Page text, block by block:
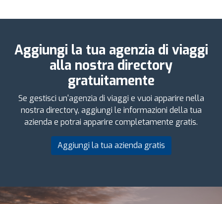
Aggiungi la tua agenzia di viaggi
alla nostra directory
gratuitamente
Se gestisci un'agenzia di viaggi e vuoi apparire nella
nostra directory, aggiungi le informazioni della tua
azienda e potrai apparire completamente gratis.
Aggiungi la tua azienda gratis